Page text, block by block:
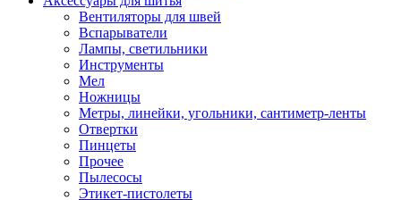
Вентиляторы для швей
Вспарыватели
Лампы, светильники
Инструменты
Мел
Ножницы
Метры, линейки, угольники, сантиметр-ленты
Отвертки
Пинцеты
Прочее
Пылесосы
Этикет-пистолеты